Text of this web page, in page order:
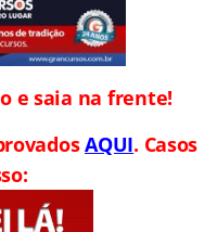
e saia na frente!
AQUI. Casos